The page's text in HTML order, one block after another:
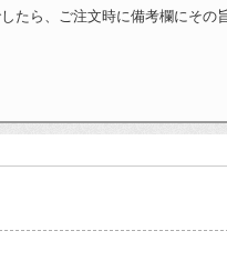
ら、ご注文時に備考欄にその